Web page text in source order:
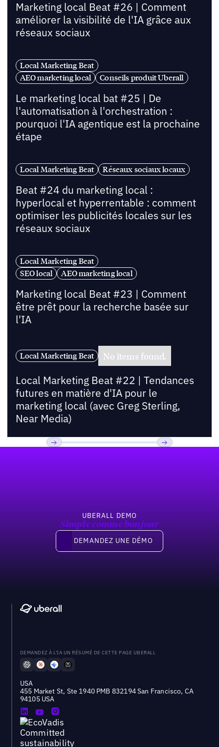
Marketing local Beat #26 | Comment
améliorer la visibilité de l'IA grâce aux
réseaux sociaux
Local Marketing Beat
AEO marketing local
Conseils produit Uberall
Le marketing local bat #25 | De
l'automatisation à l'orchestration :
pourquoi l'IA agentique est la prochaine
étape
Local Marketing Beat Réseaux sociaux locaux
Beat #24 du marketing local :
hyperlocal et hyperrentable : comment
optimiser les publicités locales sur les
réseaux sociaux
Local Marketing Beat
SEO local
AEO marketing local
Marketing local Beat #23 | Comment
être prêt pour la recherche basée sur
l'IA
Local Marketing Beat No items found.
Local Marketing Beat #22 | Tendances
futures en matière d'IA pour le
marketing local (avec Greg Sterling,
Near Media)
UBERALL DEMO
Simple comme bonjour
Demandez une démo
DEMANDEZ UNE DÉMO
DEMANDEZ À L'IA UN RÉSUMÉ DE CETTE PAGE UBERALL
USA
455 Market St, Ste 1940 PMB 832194 San Francisco, CA
94105 USA